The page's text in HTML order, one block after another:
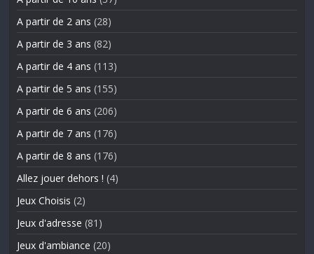
A partir de 2 ans (28)
A partir de 3 ans (82)
A partir de 4 ans (113)
A partir de 5 ans (155)
A partir de 6 ans (206)
A partir de 7 ans (176)
A partir de 8 ans (176)
Allez jouer dehors ! (4)
Jeux Choisis (2)
Jeux d'adresse (81)
Jeux d'ambiance (20)